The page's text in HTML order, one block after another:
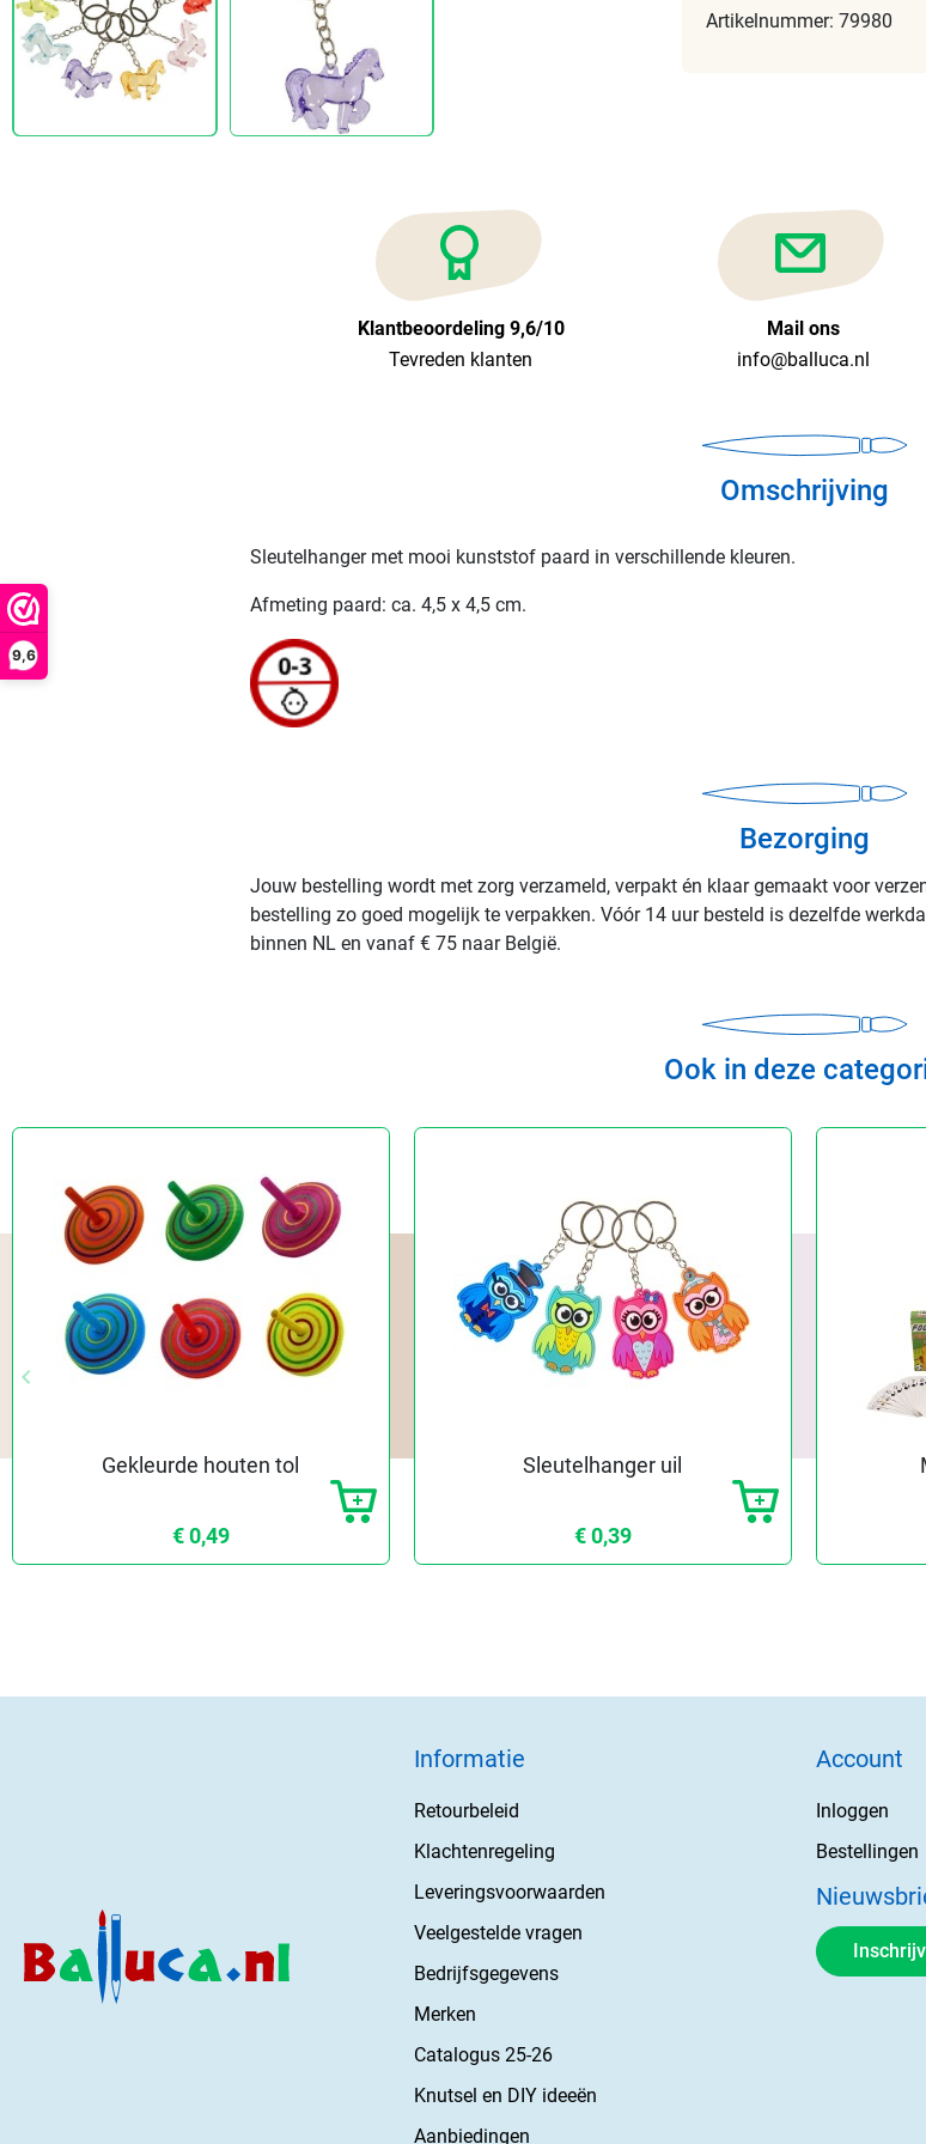
9,6
Artikelnummer: 79980
Klantbeoordeling 9,6/10
Tevreden klanten
Mail ons
info@balluca.nl
Omschrijving
Sleutelhanger met mooi kunststof paard in verschillende kleuren.
Afmeting paard: ca. 4,5 x 4,5 cm.
Bezorging
Jouw bestelling wordt met zorg verzameld, verpakt én klaar gemaakt voor
bestelling zo goed mogelijk te verpakken. Vóór 14 uur besteld is dezelfde
binnen NL en vanaf € 75 naar België.
Ook in deze
Vorige
keyboard_arrow_left
Gekleurde houten tol
€ 0,49
Sleutelhanger uil
€ 0,39
Informatie
Retourbeleid
Klachtenregeling
Leveringsvoorwaarden
Veelgestelde vragen
Bedrijfsgegevens
Merken
Catalogus 25-26
Knutsel en DIY ideeën
Aanbiedingen
Account
Inloggen
Bestellingen